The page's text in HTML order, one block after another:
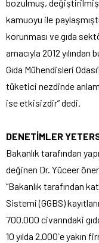
bozulmuş, değiştirilmiş
kamuoyu ile
korunması ve gıda
amacıyla 2012
Gıda Mühendisleri
tüketici nezdinde
ise etkisizdir” dedi.
DENETİMLER
Bakanlık tarafından
değinen Dr. Yüceer
“Bakanlık tarafından
Sistemi (GGBS)
700.000 civarındaki
10 yılda 2.000`e yakın